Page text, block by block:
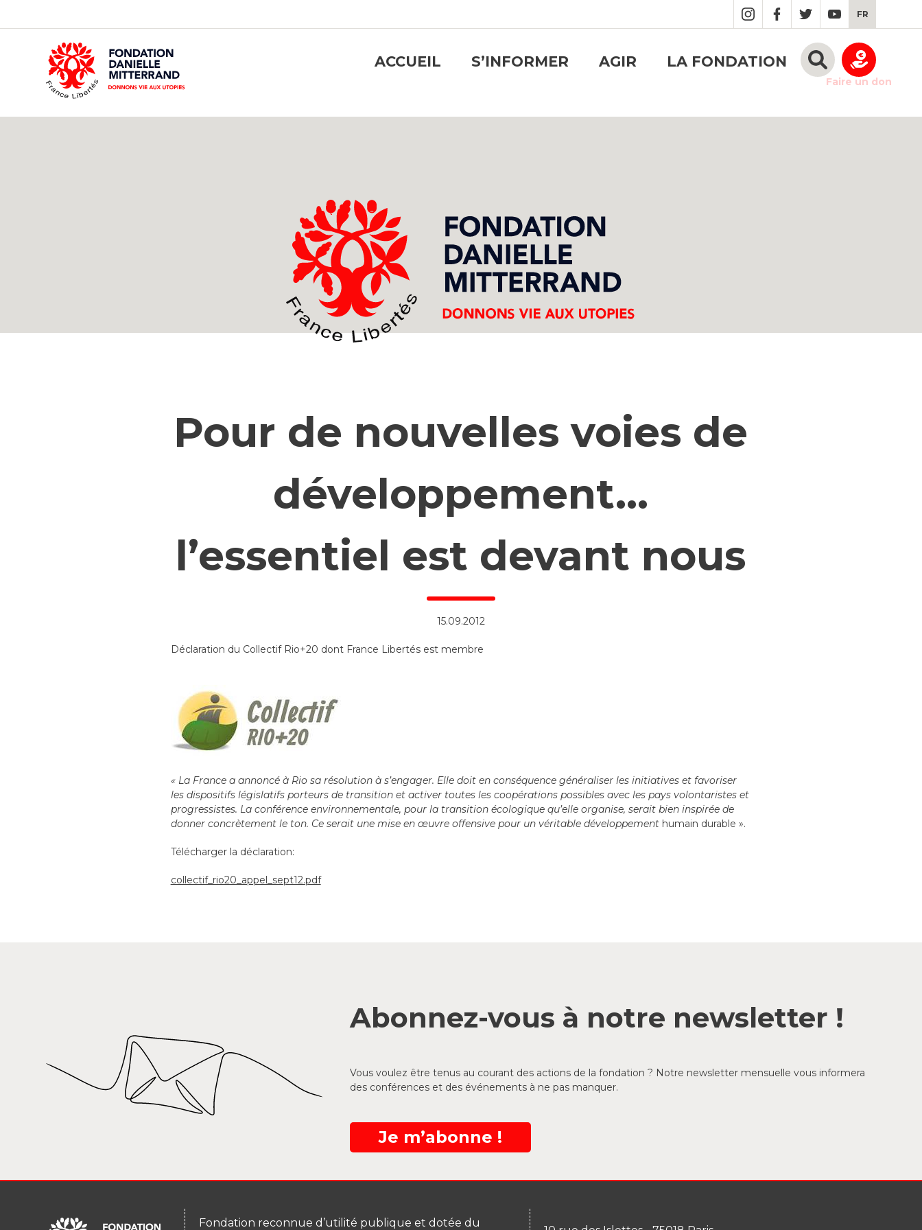
CONTENT
FR
ACCUEIL S’INFORMER AGIR LA FONDATION
Faire un don
Pour de nouvelles voies de
développement…
l’essentiel est devant nous
15.09.2012
Déclaration du Collectif Rio+20 dont France Libertés est membre
« La France a annoncé à Rio sa résolution à s’engager. Elle doit en conséquence généraliser les initiatives et favoriser
les dispositifs législatifs porteurs de transition et activer toutes les coopérations possibles avec les pays volontaristes et
progressistes. La conférence environnementale, pour la transition écologique qu’elle organise, serait bien inspirée de
donner concrètement le ton. Ce serait une mise en œuvre offensive pour un véritable développementhumain durable ».
Télécharger la déclaration:
collectif_rio20_appel_sept12.pdf
Abonnez-vous à notre newsletter !
Vous voulez être tenus au courant des actions de la fondation ? Notre newsletter mensuelle vous informera
des conférences et des événements à ne pas manquer.
Je m’abonne !
Fondation reconnue d’utilité publique et dotée du